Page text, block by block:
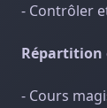
- Contrôler
Répartition
- Cours